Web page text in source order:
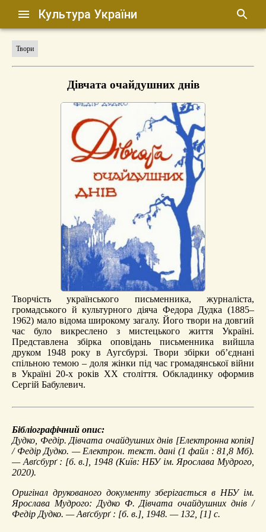
Культура України
Твори
Дівчата очайдушних днів
Творчість українського письменника, журналіста,
громадського й культурного діяча Федора Дудка (1885–
1962) мало відома широкому загалу. Його твори на довгий
час було викреслено з мистецького життя Україні.
Представлена збірка оповідань письменника вийшла
друком 1948 року в Аугсбурзі. Твори збірки об’єднані
спільною темою – доля жінки під час громадянської війни
в Україні 20-х років ХХ століття. Обкладинку оформив
Сергій Бабулевич.
Бібліографічний опис:
Дудко, Федір. Дівчата очайдушних днів [Електронна копія]
/ Федір Дудко. — Електрон. текст. дані (1 файл : 81,8 Мб).
— Авґсбурґ : [б. в.], 1948 (Київ: НБУ ім. Ярослава Мудрого,
2020).
Оригінал друкованого документу зберігається в НБУ ім.
Ярослава Мудрого: Дудко Ф. Дівчата очайдушних днів /
Федір Дудко. — Авґсбурґ : [б. в.], 1948. — 132, [1] с.